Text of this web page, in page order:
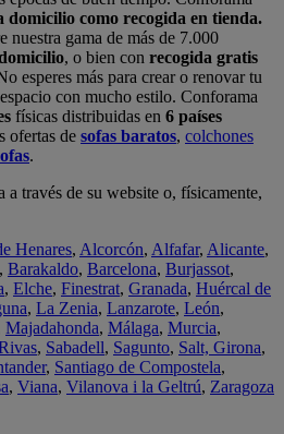
domicilio como recogida en tienda.
nuestra gama de más de 7.000
, o bien con recogida gratis
esperes más para crear o renovar tu
con mucho estilo. Conforama
físicas distribuidas en 6 países
ofertas de sofas baratos, colchones
.
través de su website o, físicamente,
Henares, Alcorcón, Alfafar, Alicante,
, Barakaldo, Barcelona, Burjassot,
, Elche, Finestrat, Granada, Huércal de
, La Zenia, Lanzarote, León,
Majadahonda, Málaga, Murcia,
, Sabadell, Sagunto, Salt, Girona,
, Santiago de Compostela,
, Viana, Vilanova i la Geltrú, Zaragoza